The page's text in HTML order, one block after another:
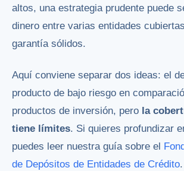
altos, una estrategia prudente puede
dinero entre varias entidades
garantía sólidos.
Aquí conviene separar dos ideas: el
producto de bajo riesgo en
productos de inversión, pero la
tiene límites. Si quieres profundizar
puedes leer nuestra guía sobre el
de Depósitos de Entidades de Crédito.